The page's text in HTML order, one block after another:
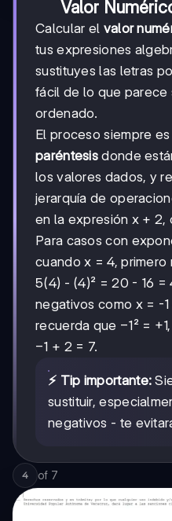
Valor
Calcular el valor
tus expresiones
sustituyes las letras
fácil de lo que parece
ordenado.
El proceso siempre
paréntesis donde
los valores dados, y
jerarquía de
en la expresión x + 2,
Para casos con
cuando x = 4,
5(4) - (4)² = 20 - 16 =
negativos como x = -
recuerda que -1
−1² =
-1
−1 + 2 = 7.
⚡ Tip importante:
sustituir,
negativos - te
4 of 7